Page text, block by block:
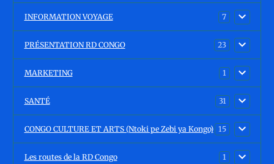
INFORMATION VOYAGE 7
PRÉSENTATION RD CONGO 23
MARKETING 1
SANTÉ 31
CONGO CULTURE ET ARTS (Ntoki pe Zebi ya Kongo) 15
Les routes de la RD Congo 1